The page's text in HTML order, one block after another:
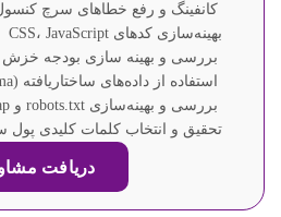
کانفینگ و رفع خطاهای سرچ
بهینه‌سازی کدهای CSS، JavaScript
بررسی و بهینه سازی بودجه
استفاده از داده‌های ساختاریافته (Schema)
بررسی و بهینه‌سازی robots.txt و XML Sitemap
تحقیق و انتخاب کلمات کلیدی پول
دریافت